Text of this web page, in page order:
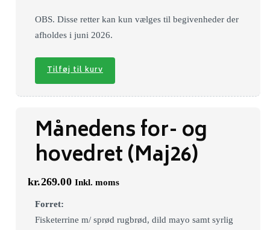
OBS. Disse retter kan kun vælges til begivenheder der
afholdes i juni 2026.
Tilføj til kurv
Månedens for- og
hovedret (Maj26)
kr.269.00 Inkl. moms
Forret:
Fisketerrine m/ sprød rugbrød, dild mayo samt syrlig